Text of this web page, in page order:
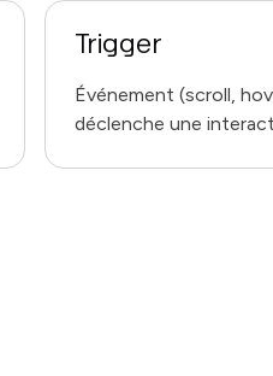
Trigger
Événement (scroll,
déclenche une